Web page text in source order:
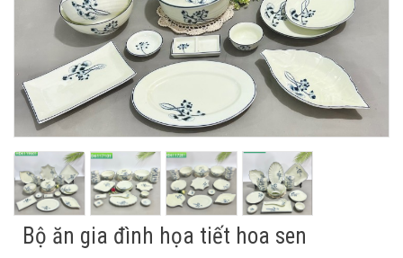
Bộ ăn gia đình họa tiết hoa sen